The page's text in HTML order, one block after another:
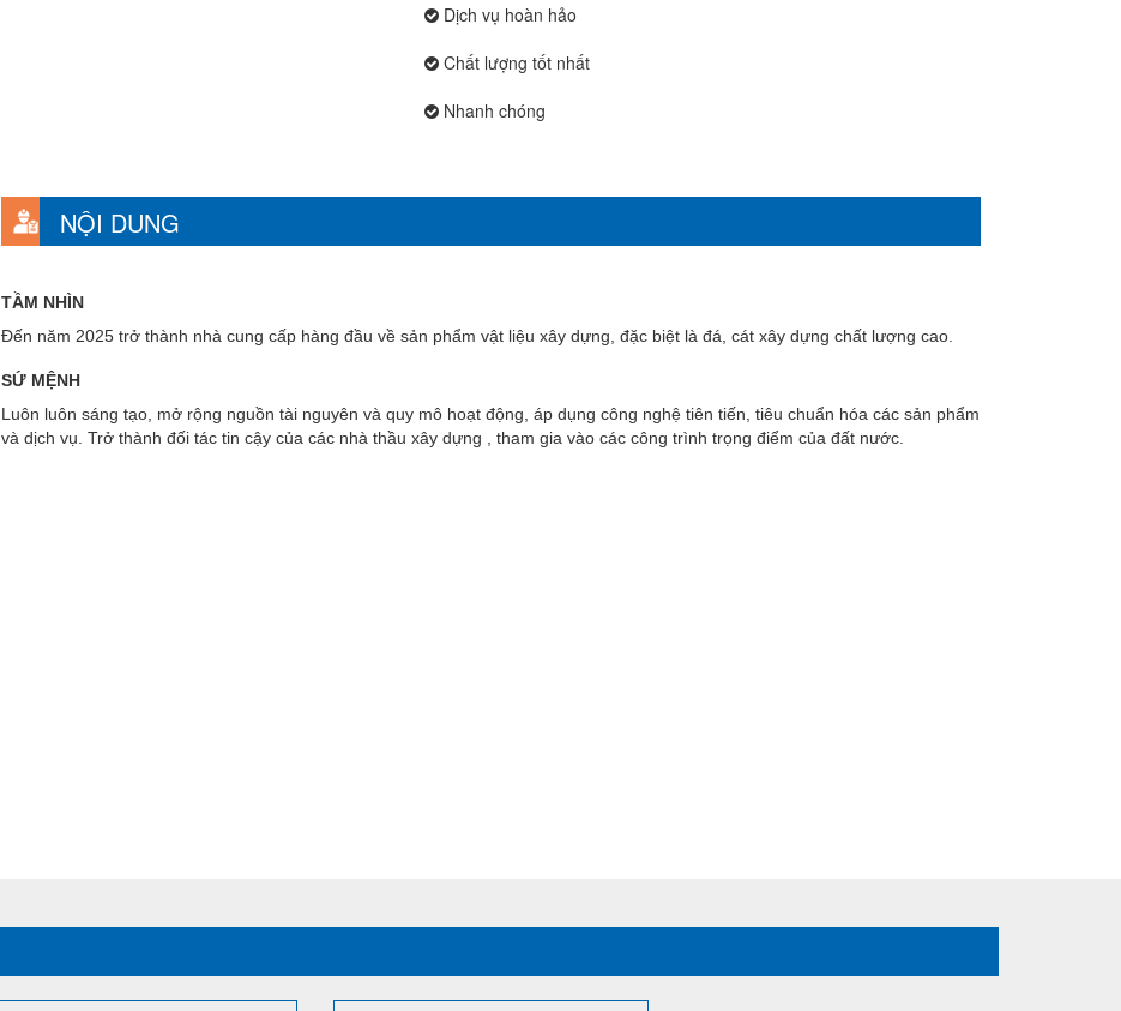
Dịch vụ hoàn hảo
Chất lượng tốt nhất
Nhanh chóng
NỘI DUNG
TẦM NHÌN
Đến năm 2025 trở thành nhà cung cấp hàng đầu về sản phẩm vật liệu xây dựng, đặc biệt là đá, cát xây dựng chất lượng cao.
SỨ MỆNH
Luôn luôn sáng tạo, mở rộng nguồn tài nguyên và quy mô hoạt động, áp dụng công nghệ tiên tiến, tiêu chuẩn hóa các sản phẩm
và dịch vụ. Trở thành đối tác tin cậy của các nhà thầu xây dựng , tham gia vào các công trình trọng điểm của đất nước.